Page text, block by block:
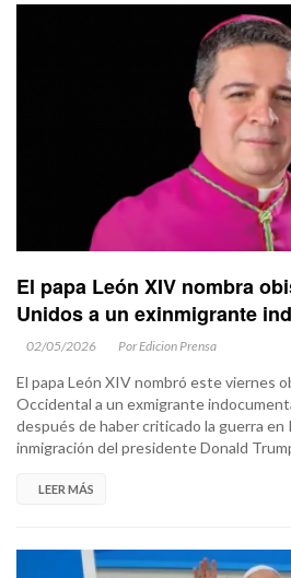
El papa León XIV nombra
Unidos a un exinmigrante
02/05/2026 Por Edicion Prensa
El papa León XIV nombró este viernes
Occidental a un exmigrante
después de haber criticado la guerra en
inmigración del presidente Donald
LEER MÁS